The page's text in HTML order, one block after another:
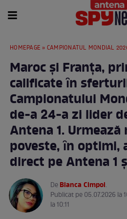
HOMEPAGE » CAMPIONATUL MONDIAL
Maroc și Franţa,
calificate ȋn
Campionatului
de-a 24-a zi lider
Antena 1.
poveste, ȋn optimi,
direct pe Antena 1
DeBianca Cimpoi.
Publicat pe 05.07.2026 la
la 10:11